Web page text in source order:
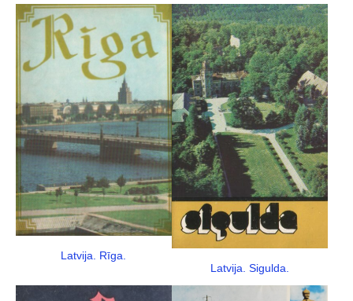
Latvija. Rīga.
Latvija. Sigulda.